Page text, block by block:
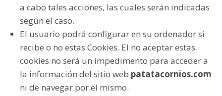
a cabo tales acciones, las cuales serán indicadas
según el caso.
El usuario podrá configurar en su ordenador si
recibe o no estas Cookies. El no aceptar estas
cookies no será un impedimento para acceder a
la información del sitio web patatacornios.com
ni de navegar por el mismo.